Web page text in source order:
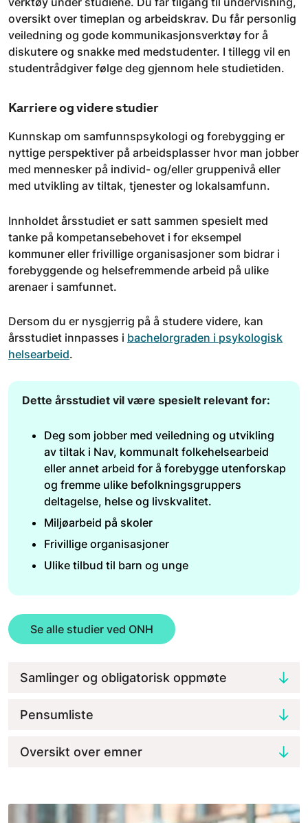
oversikt over timeplan og arbeidskrav. Du får personlig
veiledning og gode kommunikasjonsverktøy for å
diskutere og snakke med medstudenter. I tillegg vil en
studentrådgiver følge deg gjennom hele studietiden.
Karriere og videre studier
Kunnskap om samfunnspsykologi og forebygging er
nyttige perspektiver på arbeidsplasser hvor man jobber
med mennesker på individ- og/eller gruppenivå eller
med utvikling av tiltak, tjenester og lokalsamfunn.
Innholdet årsstudiet er satt sammen spesielt med
tanke på kompetansebehovet i for eksempel
kommuner eller frivillige organisasjoner som bidrar i
forebyggende og helsefremmende arbeid på ulike
arenaer i samfunnet.
Dersom du er nysgjerrig på å studere videre, kan
årsstudiet innpasses i bachelorgraden i psykologisk
helsearbeid.
Dette årsstudiet vil være spesielt relevant for:
Deg som jobber med veiledning og utvikling
av tiltak i Nav, kommunalt folkehelsearbeid
eller annet arbeid for å forebygge utenforskap
og fremme ulike befolkningsgruppers
deltagelse, helse og livskvalitet.
Miljøarbeid på skoler
Frivillige organisasjoner
Ulike tilbud til barn og unge
Se alle studier ved ONH
Samlinger og obligatorisk oppmøte
Pensumliste
Oversikt over emner